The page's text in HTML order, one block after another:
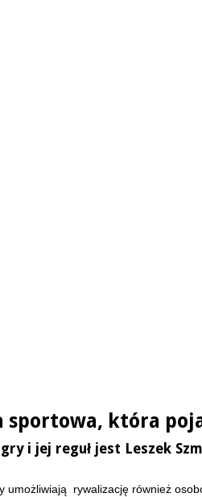
sportowa, która
i jej reguł jest Leszek
rywalizację również